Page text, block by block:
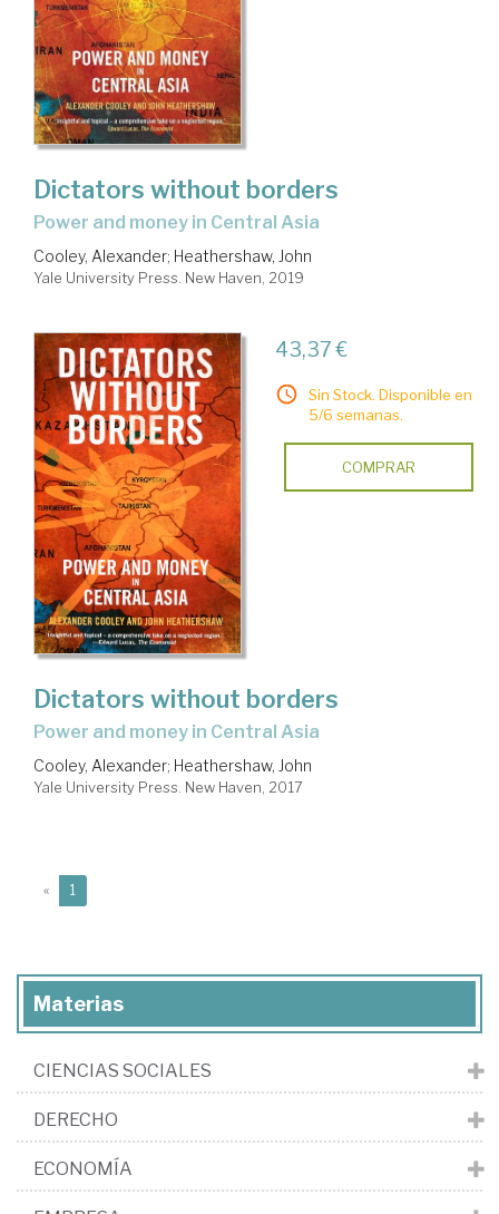
Dictators without borders
power and money in Central Asia
Cooley, Alexander; Heathershaw, John
Yale University Press. New Haven, 2019
43,37 €
Sin Stock. Disponible en
5/6 semanas.
COMPRAR
Dictators without borders
power and money in Central Asia
Cooley, Alexander; Heathershaw, John
Yale University Press. New Haven, 2017
« 1
Materias
CIENCIAS SOCIALES
DERECHO
ECONOMÍA